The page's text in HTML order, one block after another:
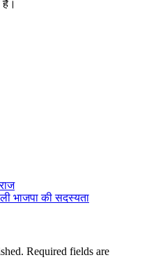
है।
भाजपा की सदस्यता
Required fields are